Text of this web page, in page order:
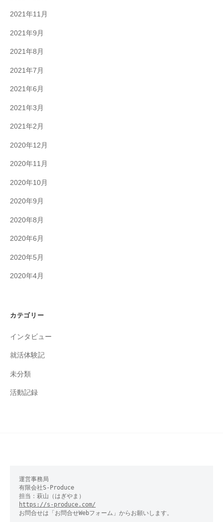
2021年11月
2021年9月
2021年8月
2021年7月
2021年6月
2021年3月
2021年2月
2020年12月
2020年11月
2020年10月
2020年9月
2020年8月
2020年6月
2020年5月
2020年4月
カテゴリー
インタビュー
就活体験記
未分類
活動記録
運営事務局
有限会社S-Produce
https://s-produce.com/
お問合せは「お問合せWebフォーム」からお願いします。